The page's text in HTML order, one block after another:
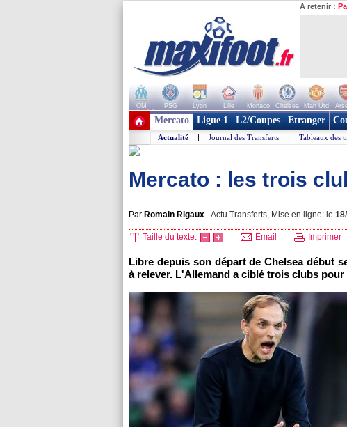
A retenir :
OM PSG Lyon Lille Monaco Chelsea Man Utd
+ de clubs
Mercato Ligue 1 L2/Coupes Etranger
Actualité | Journal des Transferts | Tableaux des
Mercato : les trois
Par Romain Rigaux -Actu Transferts, Mise en ligne: le
Taille du texte: Email Imprimer
Libre depuis son départ de Chelsea début
à relever. L'Allemand a ciblé trois clubs